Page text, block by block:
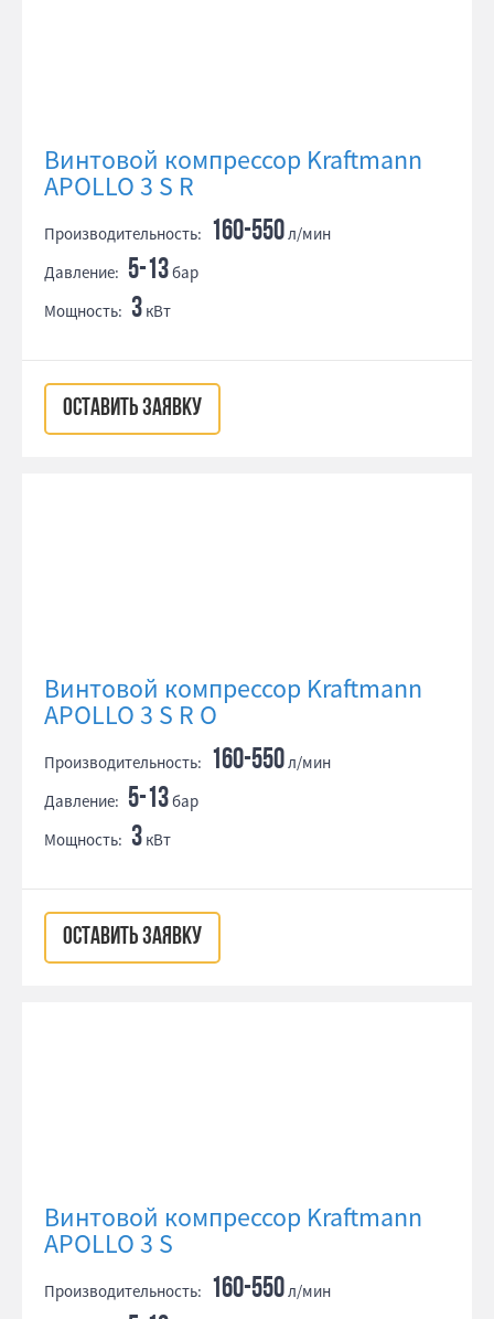
Винтовой компрессор Kraftmann
APOLLO 3 S R
Производительность: 160-550л/мин
Давление: 5-13бар
Мощность: 3 кВт
ОСТАВИТЬ ЗАЯВКУ
Винтовой компрессор Kraftmann
APOLLO 3 S R O
Производительность: 160-550л/мин
Давление: 5-13бар
Мощность: 3 кВт
ОСТАВИТЬ ЗАЯВКУ
Винтовой компрессор Kraftmann
APOLLO 3 S
Производительность: 160-550л/мин